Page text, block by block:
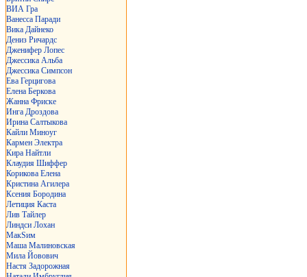
ВИА Гра
Ванесса Паради
Вика Дайнеко
Дениз Ричардс
Дженифер Лопес
Джессика Альба
Джессика Симпсон
Ева Герцигова
Елена Беркова
Жанна Фриске
Инга Дроздова
Ирина Салтыкова
Кайли Миноуг
Кармен Электра
Кира Найтли
Клаудия Шиффер
Корикова Елена
Кристина Агилера
Ксения Бородина
Летиция Каста
Лив Тайлер
Линдси Лохан
МакSим
Маша Малиновская
Мила Йовович
Настя Задорожная